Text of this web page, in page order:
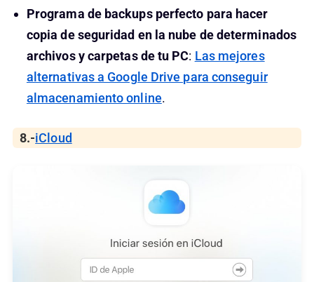
Programa de backups perfecto para hacer
copia de seguridad en la nube de determinados
archivos y carpetas de tu PC: Las mejores
alternativas a Google Drive para conseguir
almacenamiento online.
8.-iCloud